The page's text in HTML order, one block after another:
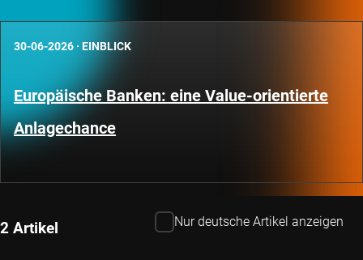
30-06-2026 · EINBLICK
Europäische Banken: eine Value-orientierte
Anlagechance
2 Artikel Nur deutsche Artikel anzeigen